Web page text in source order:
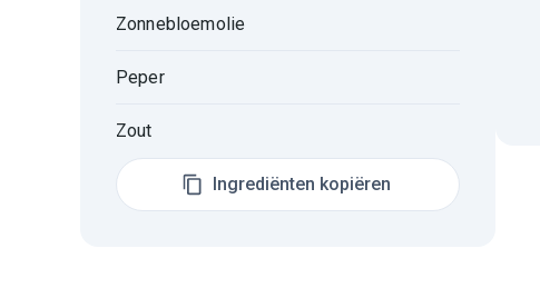
Zonnebloemolie
Peper
Zout
Ingrediënten kopiëren